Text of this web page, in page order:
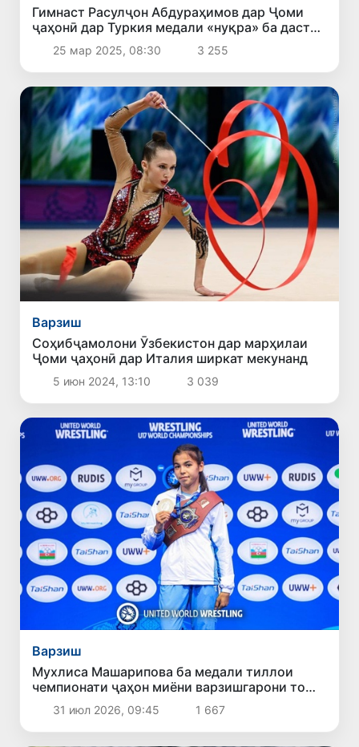
Гимнаст Расулҷон Абдураҳимов дар Ҷоми
ҷаҳонӣ дар Туркия медали «нуқра» ба даст
овард25 мар 2025, 08:30 3 255
Варзиш
Соҳибҷамолони Ӯзбекистон дар марҳилаи
Ҷоми ҷаҳонӣ дар Италия ширкат мекунанд
5 июн 2024, 13:10 3 039
Варзиш
Мухлиса Машарипова ба медали тиллои
чемпионати ҷаҳон миёни варзишгарони то
17-сола шуд
31 июл 2026, 09:45 1 667